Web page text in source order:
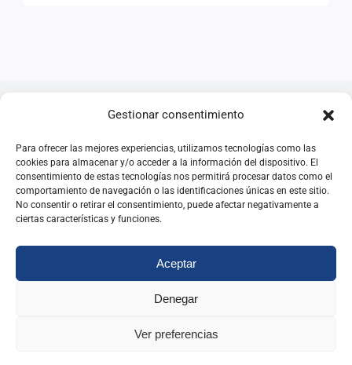
Gestionar consentimiento
Para ofrecer las mejores experiencias, utilizamos tecnologías como las
cookies para almacenar y/o acceder a la información del dispositivo. El
consentimiento de estas tecnologías nos permitirá procesar datos como el
comportamiento de navegación o las identificaciones únicas en este sitio.
No consentir o retirar el consentimiento, puede afectar negativamente a
ciertas características y funciones.
Aceptar
Denegar
Ver preferencias
Webs relacionadas
Instituto Nacional de Administración Pública
(INAP)